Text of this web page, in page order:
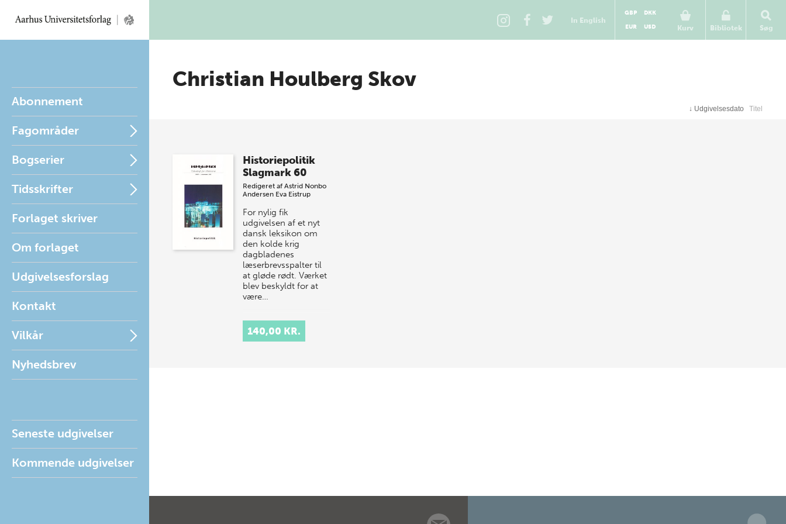
In English
Kurv
GBP
DKK
EUR
USD Bibliotek Søg
Abonnement
Fagområder
Bogserier
Tidsskrifter
Forlaget skriver
Om forlaget
Udgivelsesforslag
Kontakt
Vilkår
Nyhedsbrev
Seneste udgivelser
Kommende udgivelser
Christian Houlberg Skov
↓ Udgivelsesdato Titel
Historiepolitik
Slagmark 60
Redigeret af Astrid Nonbo
Andersen Eva Eistrup
For nylig fik
udgivelsen af et nyt
dansk leksikon om
den kolde krig
dagbladenes
læserbrevsspalter til
at gløde rødt. Værket
blev beskyldt for at
være…
140,00 KR.